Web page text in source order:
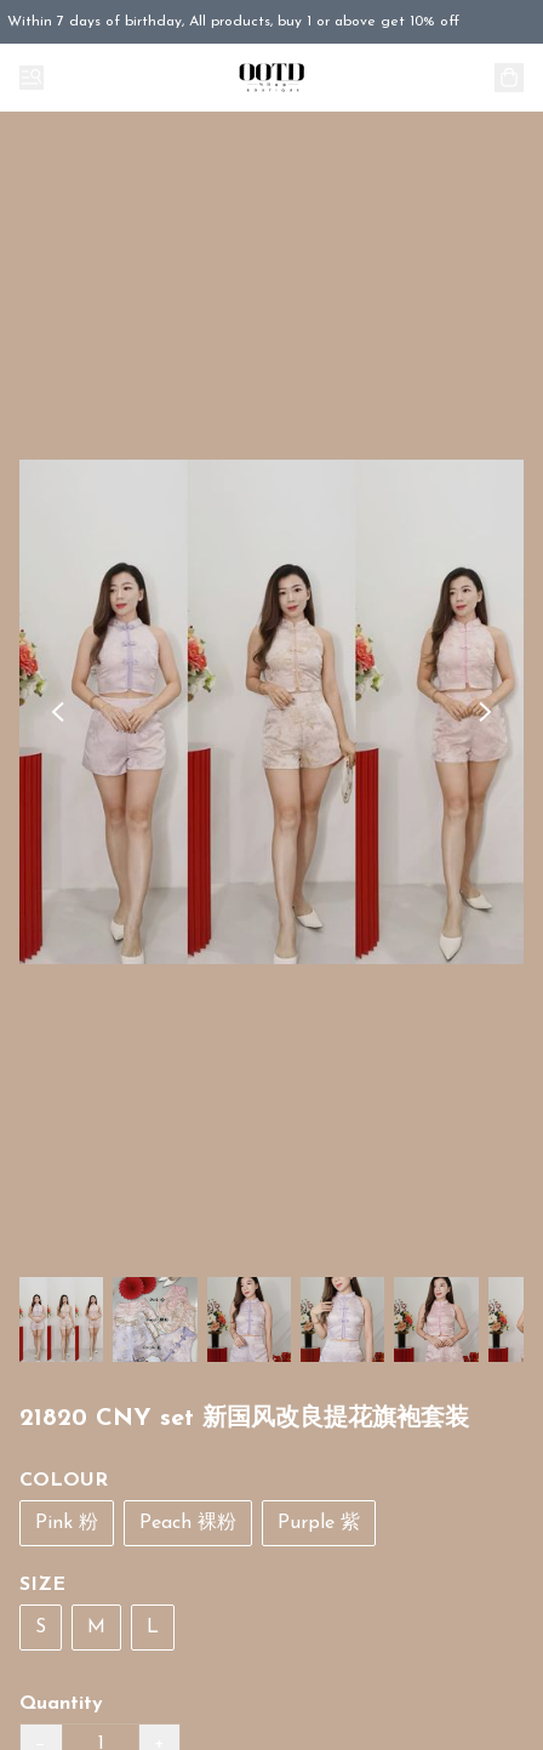
Within 7 days of birthday, All products, buy 1 or above get 10% off
21820 CNY set 新国风改良提花旗袍套装
COLOUR
Pink 粉 Peach 裸粉 Purple 紫
SIZE
S M L
Quantity